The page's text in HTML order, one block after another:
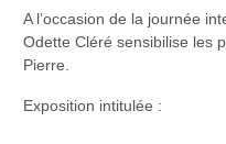
A l’occasion de la journée
Odette Cléré sensibilise les
Pierre.
Exposition intitulée :